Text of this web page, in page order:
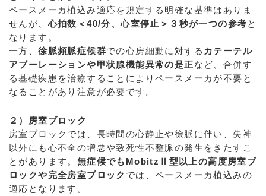
ペースメーカ植込み適応を規定する明確な基準はありま
せんが、心拍数＜40/分、心室停止＞３秒が一つの参考と
なります。
一方、徐脈頻脈症候群での心房細動に対する カテーテル
アブーレーションや甲状腺機能異常の是正など、合併す
る基礎疾患を治療することによりペースメーカが不要と
なることがあり注意が必要です。
２）房室ブロック
房室ブロックでは、長時間の心静止や徐脈に伴い、失神
以外にも心不全の増悪や致死性不整脈の発生をきたすこ
とがあります。 無症候でもMobitzⅡ型以上の高度房室ブ
ロックや完全房室ブロック では、ペースメーカ植込みの
適応となります。